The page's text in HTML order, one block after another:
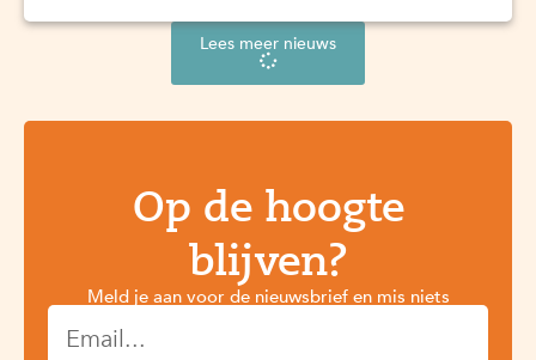
Lees meer nieuws
Op de hoogte
blijven?
Meld je aan voor de nieuwsbrief en mis niets